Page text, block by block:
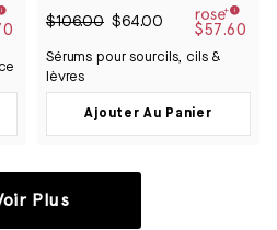
4.9
5
étoiles
$106.00 $64.00 $57.60
Sérums pour sourcils, cils &
lèvres
Ajouter Au Panier
Plus